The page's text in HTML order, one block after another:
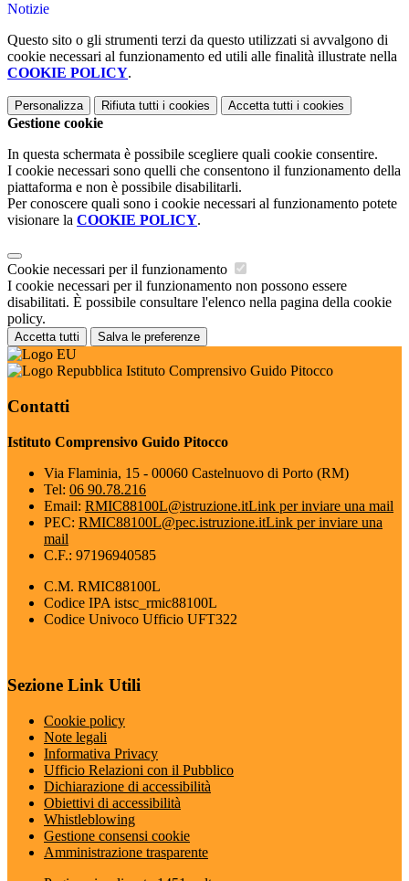
Notizie
Questo sito o gli strumenti terzi da questo utilizzati si avvalgono di
cookie necessari al funzionamento ed utili alle finalità illustrate nella
COOKIE POLICY.
Personalizza Rifiuta tutti i cookies Accetta tutti i cookies
Gestione cookie
In questa schermata è possibile scegliere quali cookie consentire.
I cookie necessari sono quelli che consentono il funzionamento della
piattaforma e non è possibile disabilitarli.
Per conoscere quali sono i cookie necessari al funzionamento potete
visionare la COOKIE POLICY.
Cookie necessari per il funzionamento
I cookie necessari per il funzionamento non possono essere
disabilitati. È possibile consultare l'elenco nella pagina della cookie
policy.
Accetta tutti Salva le preferenze
Istituto Comprensivo Guido Pitocco
Contatti
Istituto Comprensivo Guido Pitocco
Via Flaminia, 15 - 00060 Castelnuovo di Porto (RM)
Tel: 06 90.78.216
Email: RMIC88100L@istruzione.itLink per inviare una mail
PEC: RMIC88100L@pec.istruzione.itLink per inviare una
mail
C.F.: 97196940585
C.M. RMIC88100L
Codice IPA istsc_rmic88100L
Codice Univoco Ufficio UFT322
Sezione Link Utili
Cookie policy
Note legali
Informativa Privacy
Ufficio Relazioni con il Pubblico
Dichiarazione di accessibilità
Obiettivi di accessibilità
Whistleblowing
Gestione consensi cookie
Amministrazione trasparente